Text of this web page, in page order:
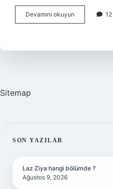
Devamını okuyun
Eksiklik
Sitemap
SIDEBAR
SON YAZILAR
Laz Ziya hangi bölümde ?
Ağustos 9, 2026